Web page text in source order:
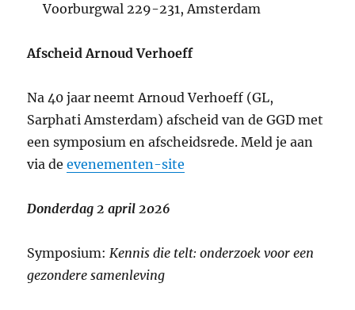
Voorburgwal 229-231, Amsterdam
Afscheid Arnoud Verhoeff
Na 40 jaar neemt Arnoud Verhoeff (GL,
Sarphati Amsterdam) afscheid van de GGD met
een symposium en afscheidsrede. Meld je aan
via deevenementen-site
Donderdag 2 april 2026
Symposium: Kennis die telt: onderzoek voor een
gezondere samenleving